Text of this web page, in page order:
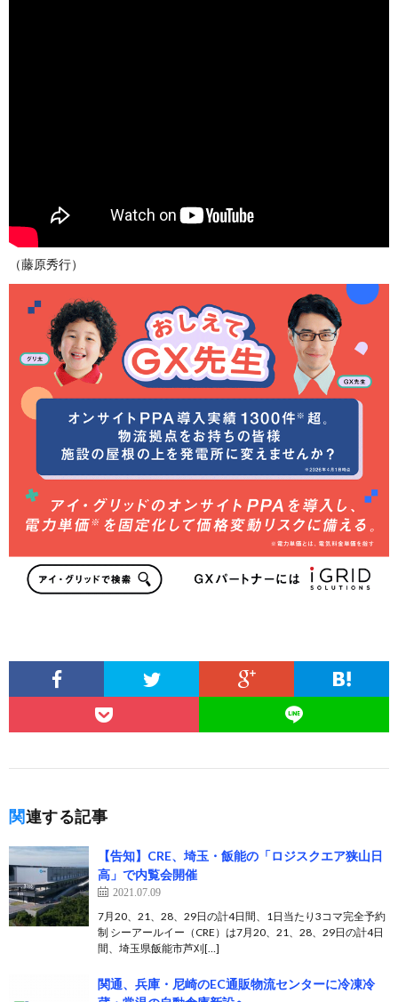
（藤原秀行）
関連する記事
【告知】CRE、埼玉・飯能の「ロジスクエア狭山日
高」で内覧会開催
2021.07.09
7月20、21、28、29日の計4日間、1日当たり3コマ完全予約
制 シーアールイー（CRE）は7月20、21、28、29日の計4日
間、埼玉県飯能市芦刈[…]
関通、兵庫・尼崎のEC通販物流センターに冷凍冷